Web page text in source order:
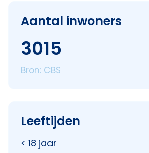
Aantal inwoners
3015
Bron: CBS
Leeftijden
< 18 jaar